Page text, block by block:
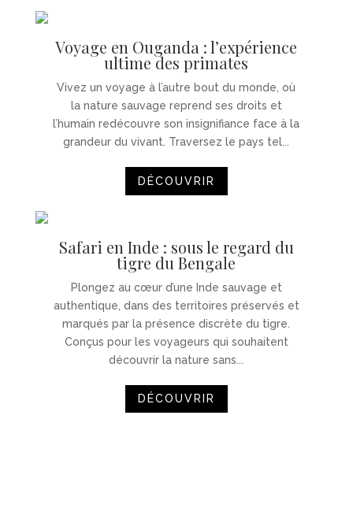
Voyage en Ouganda : l’expérience
ultime des primates
Vivez un voyage à l’autre bout du monde, où
la nature sauvage reprend ses droits et
l’humain redécouvre son insignifiance face à la
grandeur du vivant. Traversez le pays tel...
DÉCOUVRIR
Safari en Inde : sous le regard du
tigre du Bengale
Plongez au cœur d’une Inde sauvage et
authentique, dans des territoires préservés et
marqués par la présence discrète du tigre.
Conçus pour les voyageurs qui souhaitent
découvrir la nature sans...
DÉCOUVRIR